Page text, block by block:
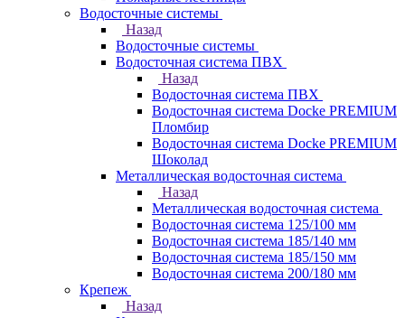
Водосточные системы
Назад
Водосточные системы
Водосточная система ПВХ
Назад
Водосточная система ПВХ
Водосточная система Docke PREMIUM
Пломбир
Водосточная система Docke PREMIUM
Шоколад
Металлическая водосточная система
Назад
Металлическая водосточная система
Водосточная система 125/100 мм
Водосточная система 185/140 мм
Водосточная система 185/150 мм
Водосточная система 200/180 мм
Крепеж
Назад